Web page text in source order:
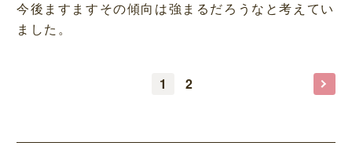
今後ますますその傾向は強まるだろうなと考えてい
ました。
1 2